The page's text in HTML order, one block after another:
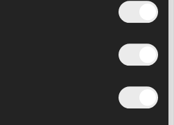
SPALLA
News per il paziente